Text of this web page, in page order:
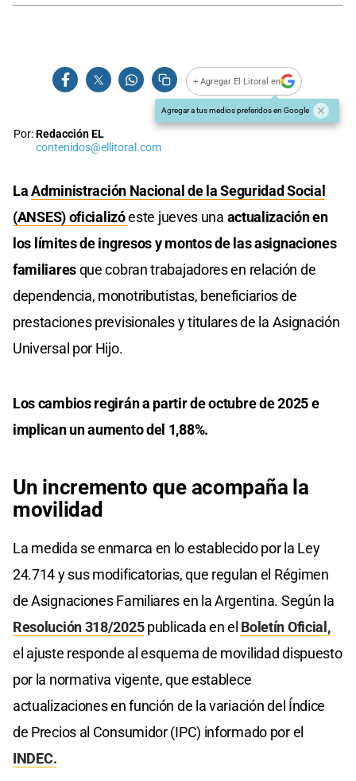
+ Agregar El Litoral en
Agregar a tus medios preferidos en Google
Por:Redacción EL
contenidos@ellitoral.com
LaAdministración Nacional de la Seguridad Social
(ANSES)oficializóeste jueves una actualización en
los límites de ingresos y montos de las asignaciones
familiaresque cobran trabajadores en relación de
dependencia, monotributistas, beneficiarios de
prestaciones previsionales y titulares de la Asignación
Universal por Hijo.
Los cambios regirán a partir de octubre de 2025 e
implican un aumento del 1,88%.
Un incremento que acompaña la
movilidad
La medida se enmarca en lo establecido por la Ley
24.714 y sus modificatorias, que regulan el Régimen
de Asignaciones Familiares en la Argentina. Según la
Resolución 318/2025publicada en el Boletín Oficial,
el ajuste responde al esquema de movilidad dispuesto
por la normativa vigente, que establece
actualizaciones en función de la variación del Índice
de Precios al Consumidor (IPC) informado por el
INDEC.